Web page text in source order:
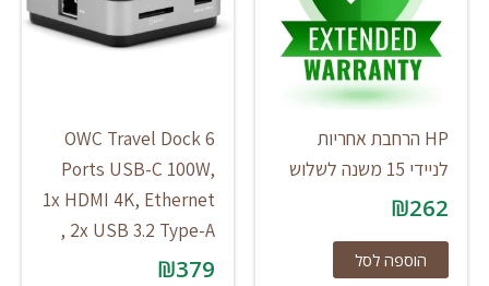
HP הרחבת אחריות
לניידי 15 משנה לשלוש
₪262
הוספה לסל
OWC Travel Dock 6
Ports USB-C 100W,
1x HDMI 4K, Ethernet
, 2x USB 3.2 Type-A
₪379